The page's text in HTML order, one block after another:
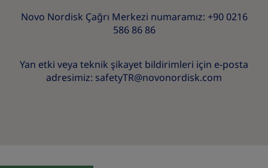
Novo Nordisk Çağrı Merkezi numaramız: +90 0216
586 86 86
Yan etki veya teknik şikayet bildirimleri için e-posta
adresimiz: safetyTR@novonordisk.com